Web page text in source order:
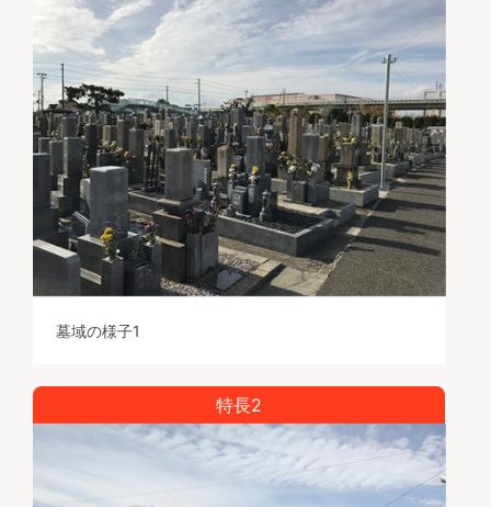
墓域の様子1
特長2